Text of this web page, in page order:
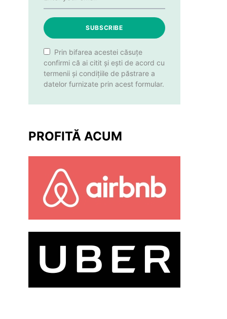
SUBSCRIBE
Prin bifarea acestei căsuțe
confirmi că ai citit și ești de acord cu
termenii și condițiile de păstrare a
datelor furnizate prin acest formular.
PROFITĂ ACUM